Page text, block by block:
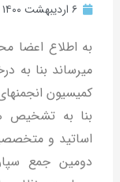
۶ اردیبهشت ۱۴۰۰
به اطلاع اعضا
میرساند بنا
کمیسیون
بنا به تشخیص
اساتید و
دومین جمع